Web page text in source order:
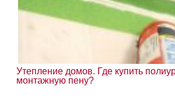
Утепление домов. Где купить
монтажную пену?